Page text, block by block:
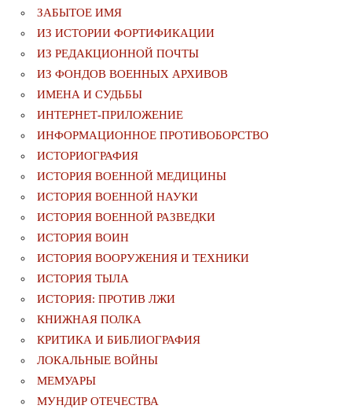
ЗАБЫТОЕ ИМЯ
ИЗ ИСТОРИИ ФОРТИФИКАЦИИ
ИЗ РЕДАКЦИОННОЙ ПОЧТЫ
ИЗ ФОНДОВ ВОЕННЫХ АРХИВОВ
ИМЕНА И СУДЬБЫ
ИНТЕРНЕТ-ПРИЛОЖЕНИЕ
ИНФОРМАЦИОННОЕ ПРОТИВОБОРСТВО
ИСТОРИОГРАФИЯ
ИСТОРИЯ ВОЕННОЙ МЕДИЦИНЫ
ИСТОРИЯ ВОЕННОЙ НАУКИ
ИСТОРИЯ ВОЕННОЙ РАЗВЕДКИ
ИСТОРИЯ ВОИН
ИСТОРИЯ ВООРУЖЕНИЯ И ТЕХНИКИ
ИСТОРИЯ ТЫЛА
ИСТОРИЯ: ПРОТИВ ЛЖИ
КНИЖНАЯ ПОЛКА
КРИТИКА И БИБЛИОГРАФИЯ
ЛОКАЛЬНЫЕ ВОЙНЫ
МЕМУАРЫ
МУНДИР ОТЕЧЕСТВА